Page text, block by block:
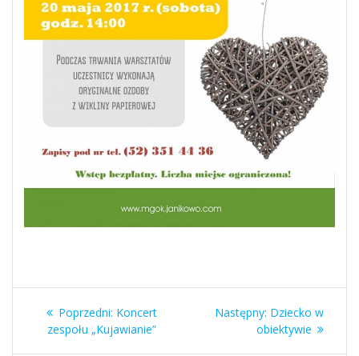
Nawigacja
wpisu
Poprzedni: Poprzedni
wpis:
Koncert
zespołu „Kujawianie”
Następny: Następny
wpis:
Dziecko w
obiektywie